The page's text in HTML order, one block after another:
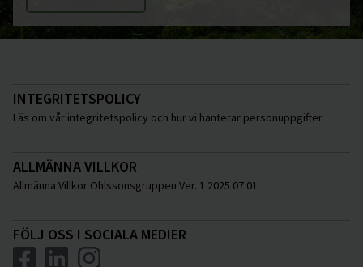
INTEGRITETSPOLICY
Läs om vår integritetspolicy och hur vi hanterar personuppgifter
ALLMÄNNA VILLKOR
Allmänna Villkor Ohlssonsgruppen Ver. 1 2025 07 01
FÖLJ OSS I SOCIALA MEDIER